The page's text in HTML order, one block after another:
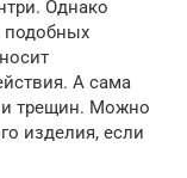
Однако
подобных
А сама
и трещин. Можно
изделия, если